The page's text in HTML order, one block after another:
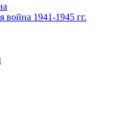
война 1941-1945 гг.